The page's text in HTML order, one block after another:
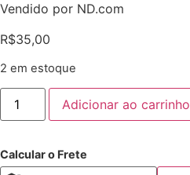
Vendido por ND.com
R$35,00
2 em estoque
Adicionar ao carrinho
Calcular o Frete